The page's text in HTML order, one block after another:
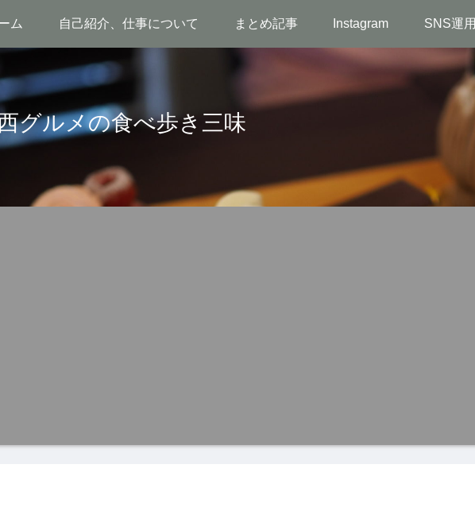
グルメの食べ歩き三味
ム 自己紹介、仕事について まとめ記事 Instagram SNS運用